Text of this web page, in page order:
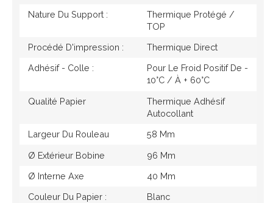
Nature Du Support :
Thermique Protégé /
TOP
Procédé D'impression : Thermique Direct
Adhésif - Colle :
Pour Le Froid Positif De -
10°c / À + 60°c
Qualité Papier
Thermique Adhésif
Autocollant
Largeur Du Rouleau 58 Mm
Ø Extérieur Bobine 96 Mm
Ø Interne Axe 40 Mm
Couleur Du Papier : Blanc